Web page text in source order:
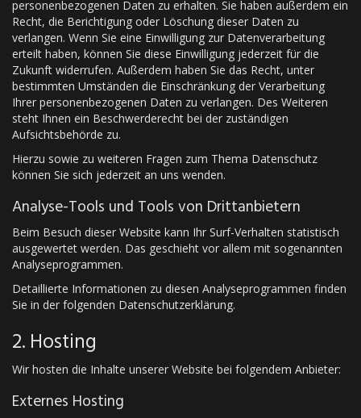
personenbezogenen Daten zu erhalten. Sie haben außerdem ein
Recht, die Berichtigung oder Löschung dieser Daten zu
verlangen. Wenn Sie eine Einwilligung zur Datenverarbeitung
erteilt haben, können Sie diese Einwilligung jederzeit für die
Zukunft widerrufen. Außerdem haben Sie das Recht, unter
bestimmten Umständen die Einschränkung der Verarbeitung
Ihrer personenbezogenen Daten zu verlangen. Des Weiteren
steht Ihnen ein Beschwerderecht bei der zuständigen
Aufsichtsbehörde zu.
Hierzu sowie zu weiteren Fragen zum Thema Datenschutz
können Sie sich jederzeit an uns wenden.
Analyse-Tools und Tools von Dritt­anbietern
Beim Besuch dieser Website kann Ihr Surf-Verhalten statistisch
ausgewertet werden. Das geschieht vor allem mit sogenannten
Analyseprogrammen.
Detaillierte Informationen zu diesen Analyseprogrammen finden
Sie in der folgenden Datenschutzerklärung.
2. Hosting
Wir hosten die Inhalte unserer Website bei folgendem Anbieter:
Externes Hosting